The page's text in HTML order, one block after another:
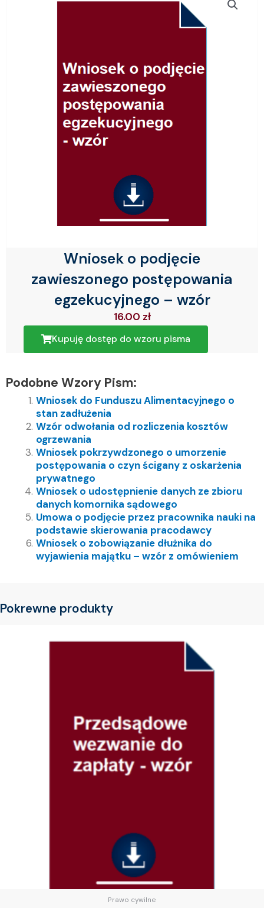
Wniosek o podjęcie
zawieszonego postępowania
egzekucyjnego – wzór
16.00 zł
Kupuję dostęp do wzoru pisma
Podobne Wzory Pism:
Wniosek do Funduszu Alimentacyjnego o
stan zadłużenia
Wzór odwołania od rozliczenia kosztów
ogrzewania
Wniosek pokrzywdzonego o umorzenie
postępowania o czyn ścigany z oskarżenia
prywatnego
Wniosek o udostępnienie danych ze zbioru
danych komornika sądowego
Umowa o podjęcie przez pracownika nauki na
podstawie skierowania pracodawcy
Wniosek o zobowiązanie dłużnika do
wyjawienia majątku – wzór z omówieniem
Pokrewne produkty
Prawo cywilne